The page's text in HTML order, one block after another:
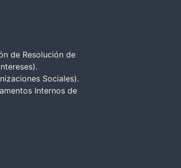
de Resolución de
Sociales).
Internos de